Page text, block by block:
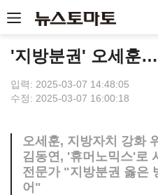
'지방분권' 오세훈
입력: 2025-03-07 14:48:05
수정: 2025-03-07 16:00:18
오세훈, 지방자치 강화
김동연, '휴머노믹스'로
전문가 "지방분권 옳은
어"